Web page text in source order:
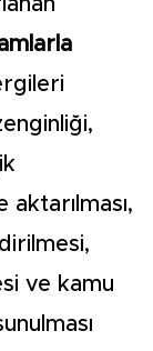
ve kamu